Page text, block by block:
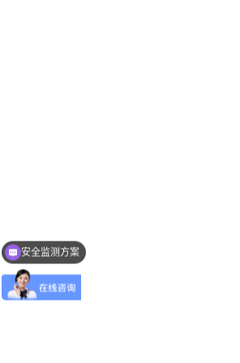
安全监测方案